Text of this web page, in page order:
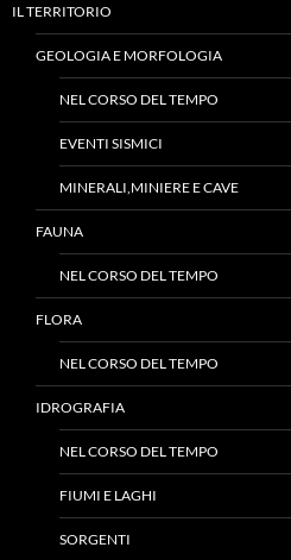
IL TERRITORIO
GEOLOGIA E MORFOLOGIA
NEL CORSO DEL TEMPO
EVENTI SISMICI
MINERALI,MINIERE E CAVE
FAUNA
NEL CORSO DEL TEMPO
FLORA
NEL CORSO DEL TEMPO
IDROGRAFIA
NEL CORSO DEL TEMPO
FIUMI E LAGHI
SORGENTI